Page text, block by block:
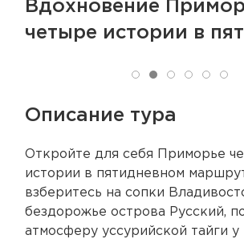
Вдохновение
четыре истории в
Описание тура
Откройте для себя Приморье
истории в пятидневном
взберитесь на сопки
бездорожье острова Русский,
атмосферу уссурийской тайги